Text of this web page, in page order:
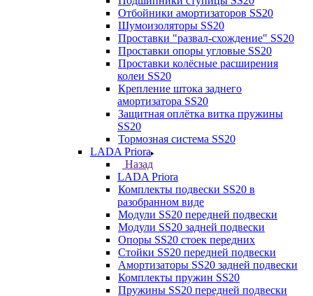
Отбойники амортизаторов SS20
Шумоизоляторы SS20
Проставки "развал-схождение" SS20
Проставки опоры угловые SS20
Проставки колёсные расширения
колеи SS20
Крепление штока заднего
амортизатора SS20
Защитная оплётка витка пружины
SS20
Тормозная система SS20
LADA Priora
Назад
LADA Priora
Комплекты подвески SS20 в
разобранном виде
Модули SS20 передней подвески
Модули SS20 задней подвески
Опоры SS20 стоек передних
Стойки SS20 передней подвески
Амортизаторы SS20 задней подвески
Комплекты пружин SS20
Пружины SS20 передней подвески